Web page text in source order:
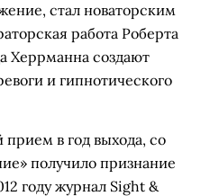
стал новаторским
работа Роберта
Херрманна создают
и гипнотического
в год выхода, со
получило признание
году журнал Sight &